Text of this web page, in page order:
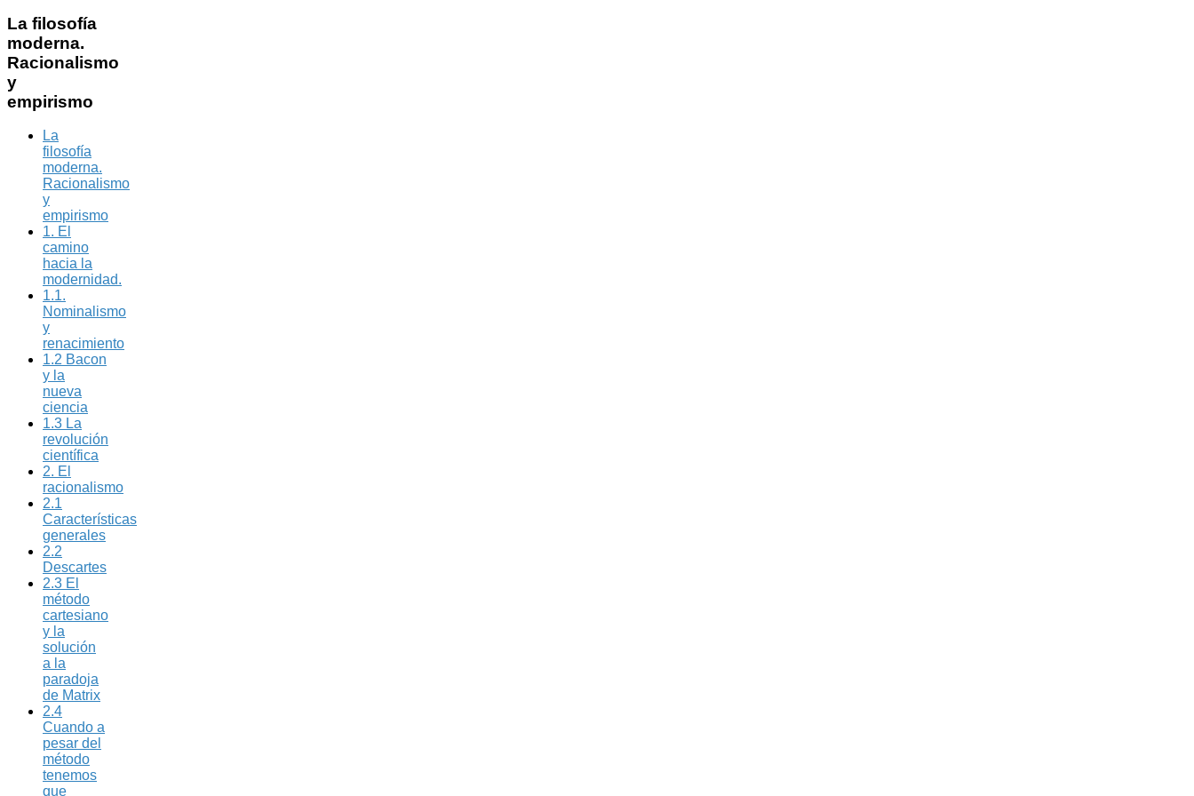
La filosofía
moderna.
Racionalismo
y
empirismo
La
filosofía
moderna.
Racionalismo
y
empirismo
1. El
camino
hacia la
modernidad.
1.1.
Nominalismo
y
renacimiento
1.2 Bacon
y la
nueva
ciencia
1.3 La
revolución
científica
2. El
racionalismo
2.1
Características
generales
2.2
Descartes
2.3 El
método
cartesiano
y la
solución
a la
paradoja
de Matrix
2.4
Cuando a
pesar del
método
tenemos
que